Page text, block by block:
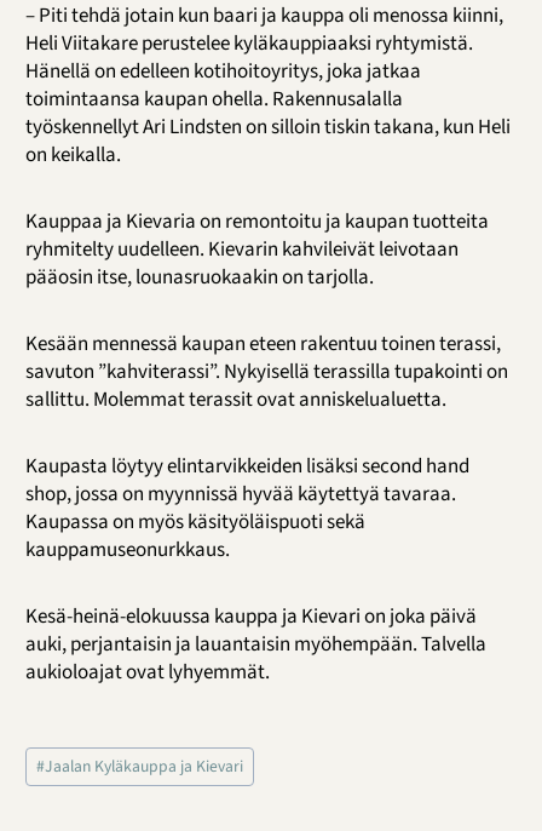
– Piti tehdä jotain kun baari ja kauppa oli menossa kiinni,
Heli Viitakare perustelee kyläkauppiaaksi ryhtymistä.
Hänellä on edelleen kotihoitoyritys, joka jatkaa
toimintaansa kaupan ohella. Rakennusalalla
työskennellyt Ari Lindsten on silloin tiskin takana, kun Heli
on keikalla.
Kauppaa ja Kievaria on remontoitu ja kaupan tuotteita
ryhmitelty uudelleen. Kievarin kahvileivät leivotaan
pääosin itse, lounasruokaakin on tarjolla.
Kesään mennessä kaupan eteen rakentuu toinen terassi,
savuton ”kahviterassi”. Nykyisellä terassilla tupakointi on
sallittu. Molemmat terassit ovat anniskelualuetta.
Kaupasta löytyy elintarvikkeiden lisäksi second hand
shop, jossa on myynnissä hyvää käytettyä tavaraa.
Kaupassa on myös käsityöläispuoti sekä
kauppamuseonurkkaus.
Kesä-heinä-elokuussa kauppa ja Kievari on joka päivä
auki, perjantaisin ja lauantaisin myöhempään. Talvella
aukioloajat ovat lyhyemmät.
Avainsanat:
#Jaalan Kyläkauppa ja Kievari